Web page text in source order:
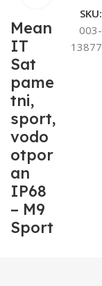
Mean
IT
Sat
pame
tni,
sport,
vodo
otpor
an
IP68
– M9
Sport
SKU:
003-
13877